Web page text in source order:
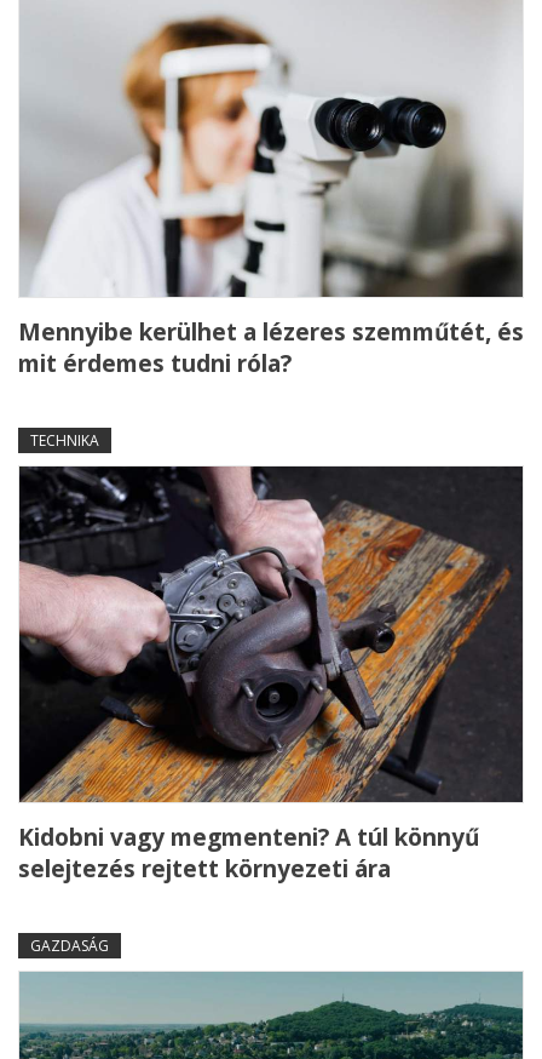
Mennyibe kerülhet a lézeres szemműtét, és
mit érdemes tudni róla?
TECHNIKA
Kidobni vagy megmenteni? A túl könnyű
selejtezés rejtett környezeti ára
GAZDASÁG